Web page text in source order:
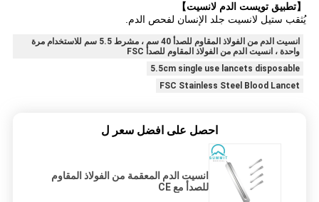
【تطبيق تويست الدم لانسيت】
يُثقب ستيل لانسيت جلد الإنسان لفحص الدم.
انسيت الدم من الفولاذ المقاوم للصدأ 40 سم ، مشرط 5.5 سم للاستخدام مرة
واحدة ، انسيت الدم من الفولاذ المقاوم للصدأ FSC
5.5cm single use lancets disposable
FSC Stainless Steel Blood Lancet
احصل على افضل سعر ل
انسيت الدم المعقمة من الفولاذ المقاوم
للصدأ مع CE